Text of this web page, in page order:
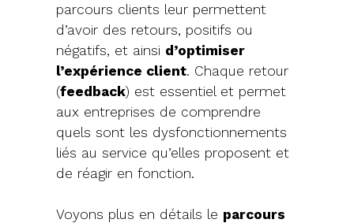
parcours clients leur permettent
d’avoir des retours, positifs ou
négatifs, et ainsi d’optimiser
l’expérience client. Chaque retour
(feedback) est essentiel et permet
aux entreprises de comprendre
quels sont les dysfonctionnements
liés au service qu’elles proposent et
de réagir en fonction.
Voyons plus en détails le parcours